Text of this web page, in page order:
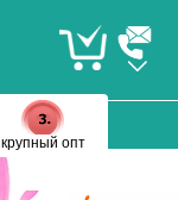
крупный опт